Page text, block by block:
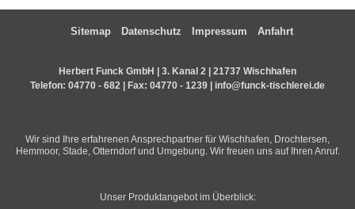
Sitemap Datenschutz Impressum Anfahrt
Herbert Funck GmbH | 3. Kanal 2 | 21737 Wischhafen
Telefon: 04770 - 682 | Fax: 04770 - 1239 | info@funck-tischlerei.de
Wir sind Ihre erfahrenen Ansprechpartner für Wischhafen, Drochtersen,
Hemmoor, Stade, Otterndorf und Umgebung. Wir freuen uns auf Ihren Anruf.
Unser Produktangebot im Überblick: